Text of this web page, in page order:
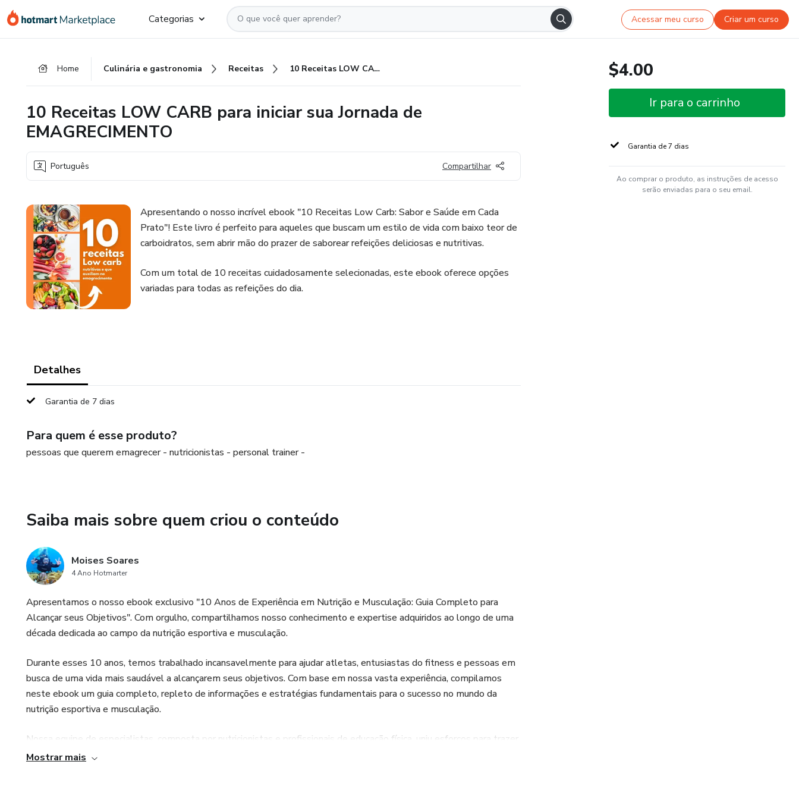
para
para
para
Categorias Acessar meu curso Criar um curso
Home Culinária e gastronomia Receitas 10 Receitas LOW CARB para iniciar sua Jornada de EMAGRECIMENTO
10 Receitas LOW CARB para iniciar sua Jornada de
EMAGRECIMENTO
Português Compartilhar
Apresentando o nosso incrível ebook "10 Receitas Low Carb: Sabor e Saúde em Cada
Prato"! Este livro é perfeito para aqueles que buscam um estilo de vida com baixo teor de
carboidratos, sem abrir mão do prazer de saborear refeições deliciosas e nutritivas.
Com um total de 10 receitas cuidadosamente selecionadas, este ebook oferece opções
variadas para todas as refeições do dia.
Detalhes
Garantia de 7 dias
Para quem é esse produto?
pessoas que querem emagrecer - nutricionistas - personal trainer -
Saiba mais sobre quem criou o conteúdo
Moises Soares
4 Ano Hotmarter
Apresentamos o nosso ebook exclusivo "10 Anos de Experiência em Nutrição e Musculação: Guia Completo para
Alcançar seus Objetivos". Com orgulho, compartilhamos nosso conhecimento e expertise adquiridos ao longo de uma
década dedicada ao campo da nutrição esportiva e musculação.
Durante esses 10 anos, temos trabalhado incansavelmente para ajudar atletas, entusiastas do fitness e pessoas em
busca de uma vida mais saudável a alcançarem seus objetivos. Com base em nossa vasta experiência, compilamos
neste ebook um guia completo, repleto de informações e estratégias fundamentais para o sucesso no mundo da
nutrição esportiva e musculação.
Nossa equipe de especialistas, composta por nutricionistas e profissionais de educação física, uniu esforços para trazer
a você as melhores práticas, conselhos e dicas preciosas que irão transformar sua abordagem em relação à nutrição e
Mostrar mais
$4.00
Ir para o carrinho
Garantia de 7 dias
Ao comprar o produto, as instruções de acesso
serão enviadas para o seu email.